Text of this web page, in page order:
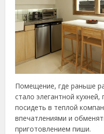
Помещение, где раньше
стало элегантной кухней,
посидеть в теплой
впечатлениями и
приготовлением пиши.